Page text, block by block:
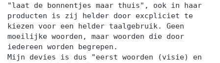
"laat de bonnentjes maar thuis", ook in haar
producten is zij helder door excpliciet te
kiezen voor een helder taalgebruik. Geen
moeilijke woorden, maar woorden die door
iedereen worden begrepen.
Mijn devies is dus "eerst woorden (visie) en